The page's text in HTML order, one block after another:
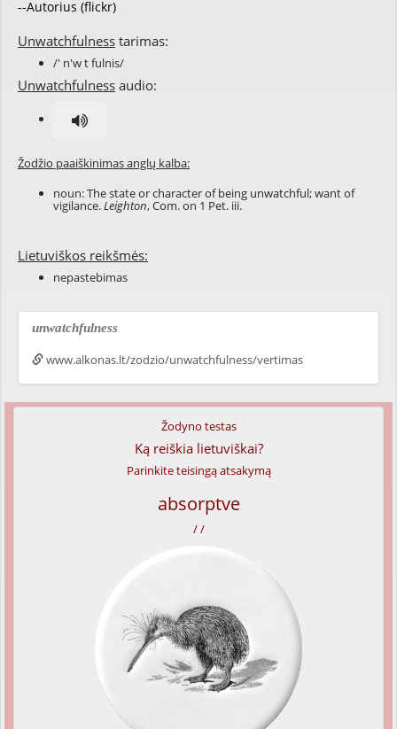
--Autorius (flickr)
Unwatchfulness tarimas:
/' n'w t fulnis/
Unwatchfulness audio:
Žodžio paaiškinimas anglų kalba:
noun: The state or character of being unwatchful; want of
vigilance.Leighton, Com. on 1 Pet. iii.
Lietuviškos reikšmės:
nepastebimas
unwatchfulness
www.alkonas.lt/zodzio/unwatchfulness/vertimas
Žodyno testas
Ką reiškia lietuviškai?
Parinkite teisingą atsakymą
absorptve
/ /